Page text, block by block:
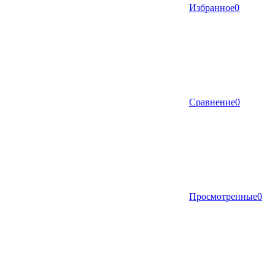
Избранное0
Сравнение0
Просмотренные0